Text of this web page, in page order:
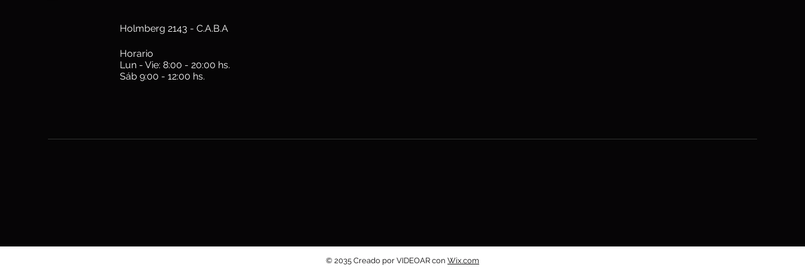
Holmberg 2143 - C.A.B.A
Horario
Lun - Vie: 8:00 - 20:00 hs.
Sáb 9:00 - 12:00 hs.
© 2035 Creado por VIDEOAR con Wix.com